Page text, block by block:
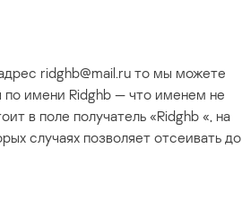
ridghb@mail.ru то мы можете
по имени Ridghb — что именем не
в поле получатель «Ridghb «, на
случаях позволяет отсеивать до